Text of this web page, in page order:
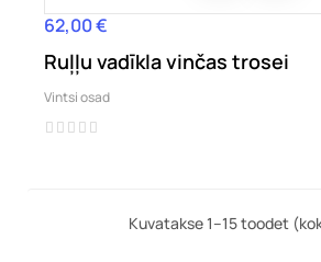
Hind
62,00 €
Ruļļu vadīkla vinčas trosei
Vintsi osad
Kuvatakse 1–15 toodet